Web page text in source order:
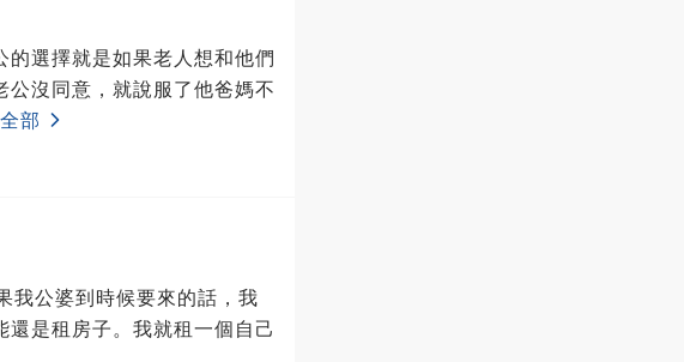
選擇就是如果老人想和他們
公沒同意，就說服了他爸媽不
部
我公婆到時候要來的話，我
是租房子。我就租一個自己